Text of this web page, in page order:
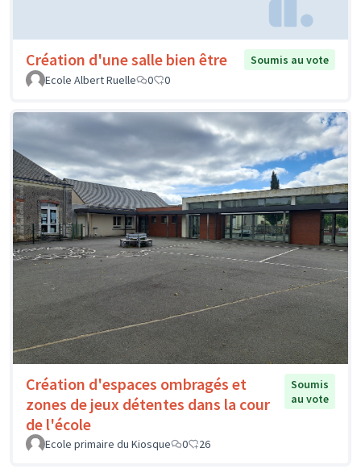
Création d'une salle bien être
Soumis au vote
Ecole Albert Ruelle
0 0
Création d'espaces ombragés et
zones de jeux détentes dans la cour
de l'école
Soumis
au vote
Ecole primaire du Kiosque 0 26